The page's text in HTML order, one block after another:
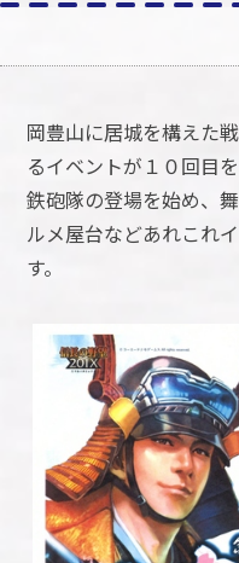
岡豊山に居城を構えた
るイベントが１０回目
鉄砲隊の登場を始め、
ルメ屋台などあれこれ
す。